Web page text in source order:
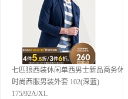
七匹狼西装休闲单西男士新品商务休闲
时尚西服男装外套 102(深蓝)
175/92A/XL